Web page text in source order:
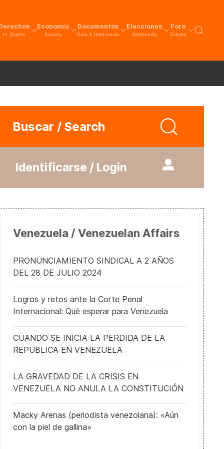
H. Rights
Economía
Society
Documentos
Data & Referenda
Elecciones
Referenda
Foro
Debate
Buscar / Search
Identificarse / Login
Venezuela / Venezuelan Affairs
PRONUNCIAMIENTO SINDICAL A 2 AÑOS
DEL 28 DE JULIO 2024
Logros y retos ante la Corte Penal
Internacional: Qué esperar para Venezuela
CUANDO SE INICIA LA PERDIDA DE LA
REPUBLICA EN VENEZUELA
LA GRAVEDAD DE LA CRISIS EN
VENEZUELA NO ANULA LA CONSTITUCIÓN
Macky Arenas (periodista venezolana): «Aún
con la piel de gallina»